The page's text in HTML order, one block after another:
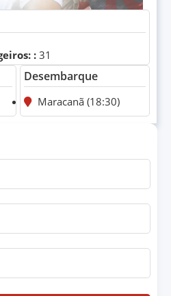
:31
Desembarque
Maracanã (18:30)